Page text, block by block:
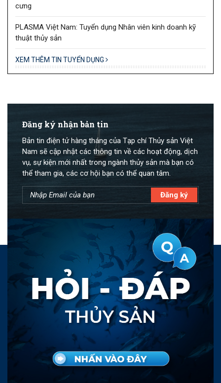
cưng
PLASMA Việt Nam: Tuyển dụng Nhân viên kinh doanh kỹ
thuật thủy sản
XEM THÊM TIN TUYỂN DỤNG
Đăng ký nhận bản tin
Bản tin điện tử hàng tháng của Tạp chí Thủy sản Việt
Nam sẽ cập nhật các thông tin về các hoạt động, dịch
vụ, sự kiện mới nhất trong ngành thủy sản mà bạn có
thể tham gia, các cơ hội bạn có thể quan tâm.